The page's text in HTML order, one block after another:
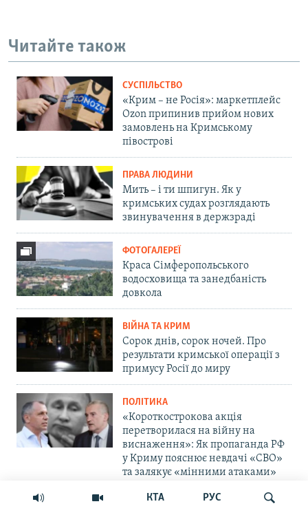
КТА РУС
Читайте також
СУСПІЛЬСТВО
«Крим – не Росія»: маркетплейс
Ozon припинив прийом нових
замовлень на Кримському
півострові
ПРАВА ЛЮДИНИ
Мить – і ти шпигун. Як у
кримських судах розглядають
звинувачення в держзраді
ФОТОГАЛЕРЕЇ
Краса Сімферопольського
водосховища та занедбаність
довкола
ВІЙНА ТА КРИМ
Сорок днів, сорок ночей. Про
результати кримської операції з
примусу Росії до миру
ПОЛІТИКА
«Короткострокова акція
перетворилася на війну на
виснаження»: Як пропаганда РФ
у Криму пояснює невдачі «СВО»
та залякує «мінними атаками»